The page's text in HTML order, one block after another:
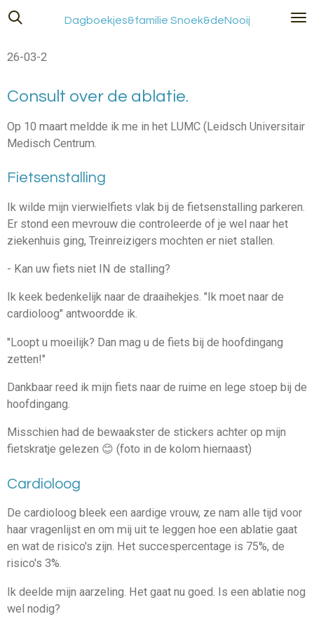
Ga
de
Dagboekjes&familie Snoek&deNooij
26-03-2
Consult over de ablatie.
Op 10 maart meldde ik me in het LUMC (Leidsch Universitair
Medisch Centrum.
Fietsenstalling
Ik wilde mijn vierwielfiets vlak bij de fietsenstalling parkeren.
Er stond een mevrouw die controleerde of je wel naar het
ziekenhuis ging, Treinreizigers mochten er niet stallen.
- Kan uw fiets niet IN de stalling?
Ik keek bedenkelijk naar de draaihekjes. "Ik moet naar de
cardioloog" antwoordde ik.
"Loopt u moeilijk? Dan mag u de fiets bij de hoofdingang
zetten!"
Dankbaar reed ik mijn fiets naar de ruime en lege stoep bij de
hoofdingang.
Misschien had de bewaakster de stickers achter op mijn
fietskratje gelezen 😊 (foto in de kolom hiernaast)
Cardioloog
De cardioloog bleek een aardige vrouw, ze nam alle tijd voor
haar vragenlijst en om mij uit te leggen hoe een ablatie gaat
en wat de risico's zijn. Het succespercentage is 75%, de
risico's 3%.
Ik deelde mijn aarzeling. Het gaat nu goed. Is een ablatie nog
wel nodig?